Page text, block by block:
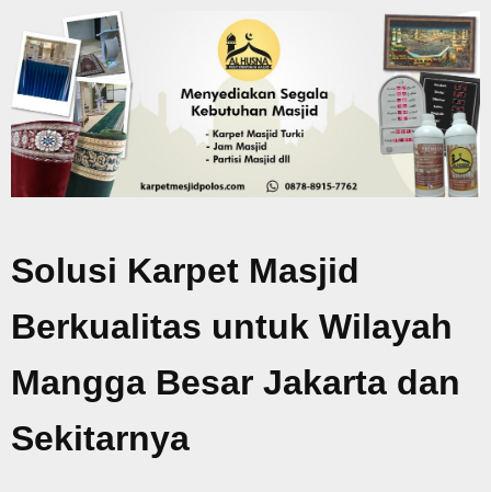
Solusi Karpet Masjid
Berkualitas untuk Wilayah
Mangga Besar Jakarta dan
Sekitarnya